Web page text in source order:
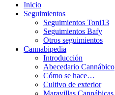
Inicio
Seguimientos
Seguimientos Toni13
Seguimientos Bafy
Otros seguimientos
Cannabipedia
Introducción
Abecedario Cannábico
Cómo se hace…
Cultivo de exterior
Maravillas Cannábicas